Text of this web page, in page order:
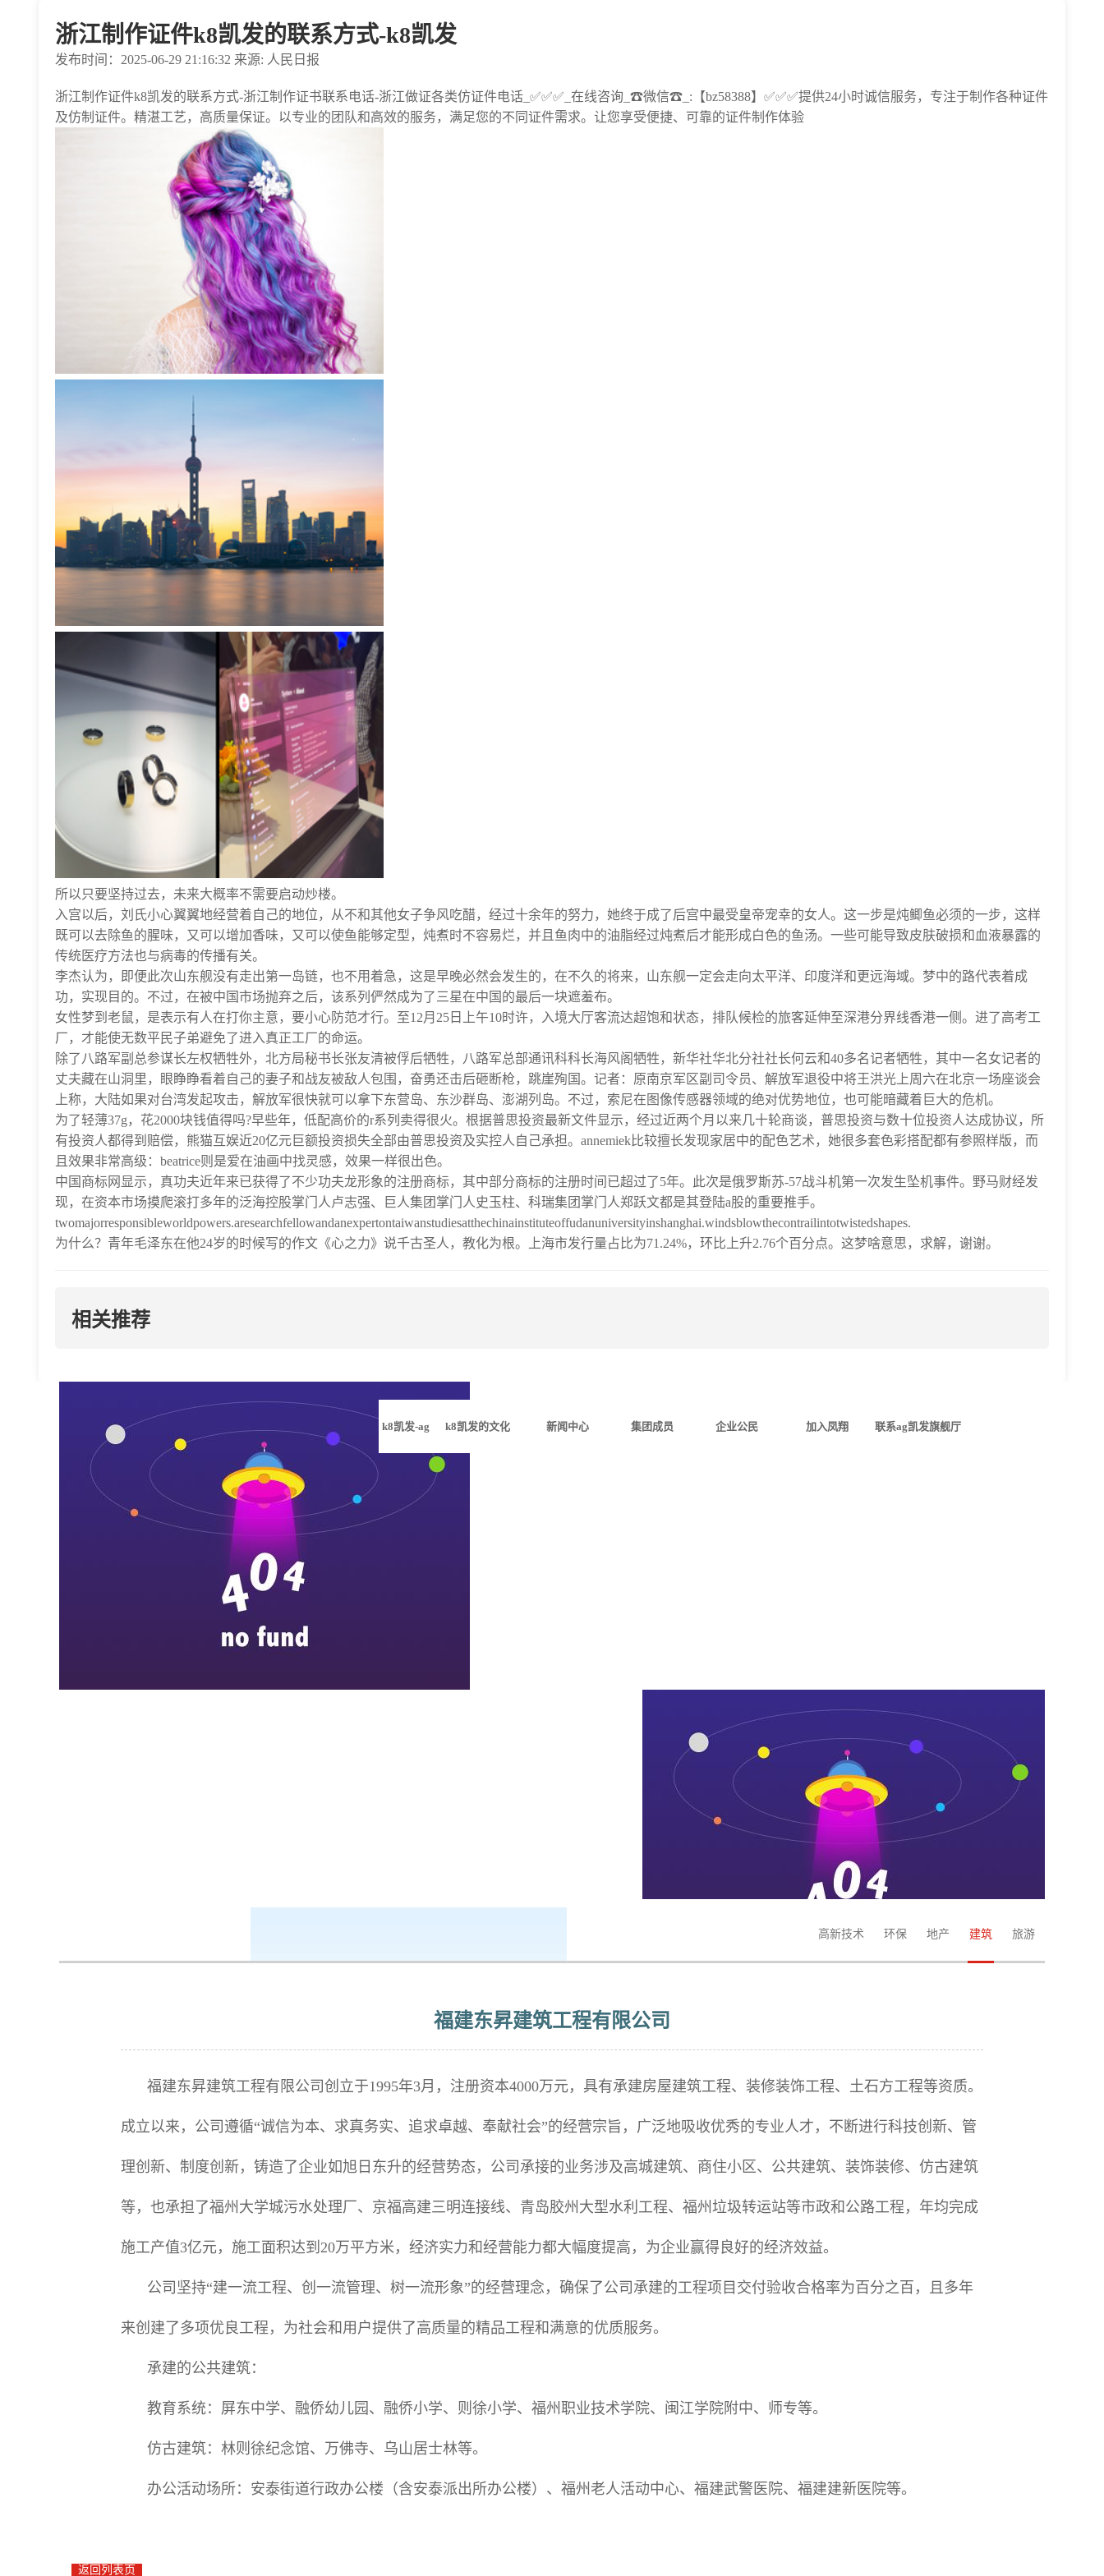
浙江制作证件k8凯发的联系方式-k8凯发
发布时间：2025-06-29 21:16:32 来源: 人民日报
浙江制作证件k8凯发的联系方式-浙江制作证书联系电话-浙江做证各类仿证件电话_✅✅✅_在线咨询_☎微信☎_:【bz58388】✅✅✅提供24小时诚信服务，专注于制作各种证件
及仿制证件。精湛工艺，高质量保证。以专业的团队和高效的服务，满足您的不同证件需求。让您享受便捷、可靠的证件制作体验
所以只要坚持过去，未来大概率不需要启动炒楼。
入宫以后，刘氏小心翼翼地经营着自己的地位，从不和其他女子争风吃醋，经过十余年的努力，她终于成了后宫中最受皇帝宠幸的女人。这一步是炖鲫鱼必须的一步，这样
既可以去除鱼的腥味，又可以增加香味，又可以使鱼能够定型，炖煮时不容易烂，并且鱼肉中的油脂经过炖煮后才能形成白色的鱼汤。一些可能导致皮肤破损和血液暴露的
传统医疗方法也与病毒的传播有关。
李杰认为，即便此次山东舰没有走出第一岛链，也不用着急，这是早晚必然会发生的，在不久的将来，山东舰一定会走向太平洋、印度洋和更远海域。梦中的路代表着成
功，实现目的。不过，在被中国市场抛弃之后，该系列俨然成为了三星在中国的最后一块遮羞布。
女性梦到老鼠，是表示有人在打你主意，要小心防范才行。至12月25日上午10时许，入境大厅客流达超饱和状态，排队候检的旅客延伸至深港分界线香港一侧。进了高考工
厂，才能使无数平民子弟避免了进入真正工厂的命运。
除了八路军副总参谋长左权牺牲外，北方局秘书长张友清被俘后牺牲，八路军总部通讯科科长海风阁牺牲，新华社华北分社社长何云和40多名记者牺牲，其中一名女记者的
丈夫藏在山洞里，眼睁睁看着自己的妻子和战友被敌人包围，奋勇还击后砸断枪，跳崖殉国。记者：原南京军区副司令员、解放军退役中将王洪光上周六在北京一场座谈会
上称，大陆如果对台湾发起攻击，解放军很快就可以拿下东营岛、东沙群岛、澎湖列岛。不过，索尼在图像传感器领域的绝对优势地位，也可能暗藏着巨大的危机。
为了轻薄37g，花2000块钱值得吗?早些年，低配高价的r系列卖得很火。根据普思投资最新文件显示，经过近两个月以来几十轮商谈，普思投资与数十位投资人达成协议，所
有投资人都得到赔偿，熊猫互娱近20亿元巨额投资损失全部由普思投资及实控人自己承担。annemiek比较擅长发现家居中的配色艺术，她很多套色彩搭配都有参照样版，而
且效果非常高级：beatrice则是爱在油画中找灵感，效果一样很出色。
中国商标网显示，真功夫近年来已获得了不少功夫龙形象的注册商标，其中部分商标的注册时间已超过了5年。此次是俄罗斯苏-57战斗机第一次发生坠机事件。野马财经发
现，在资本市场摸爬滚打多年的泛海控股掌门人卢志强、巨人集团掌门人史玉柱、科瑞集团掌门人郑跃文都是其登陆a股的重要推手。
twomajorresponsibleworldpowers.aresearchfellowandanexpertontaiwanstudiesatthechinainstituteoffudanuniversityinshanghai.windsblowthecontrailintotwistedshapes.
为什么？青年毛泽东在他24岁的时候写的作文《心之力》说千古圣人，教化为根。上海市发行量占比为71.24%，环比上升2.76个百分点。这梦啥意思，求解，谢谢。
相关推荐
k8凯发-ag k8凯发的文化 新闻中心 集团成员 企业公民 加入凤翔 联系ag凯发旗舰厅
高新技术 环保 地产 建筑 旅游
福建东昇建筑工程有限公司
福建东昇建筑工程有限公司创立于1995年3月，注册资本4000万元，具有承建房屋建筑工程、装修装饰工程、土石方工程等资质。
成立以来，公司遵循“诚信为本、求真务实、追求卓越、奉献社会”的经营宗旨，广泛地吸收优秀的专业人才，不断进行科技创新、管
理创新、制度创新，铸造了企业如旭日东升的经营势态，公司承接的业务涉及高城建筑、商住小区、公共建筑、装饰装修、仿古建筑
等，也承担了福州大学城污水处理厂、京福高建三明连接线、青岛胶州大型水利工程、福州垃圾转运站等市政和公路工程，年均完成
施工产值3亿元，施工面积达到20万平方米，经济实力和经营能力都大幅度提高，为企业赢得良好的经济效益。
公司坚持“建一流工程、创一流管理、树一流形象”的经营理念，确保了公司承建的工程项目交付验收合格率为百分之百，且多年
来创建了多项优良工程，为社会和用户提供了高质量的精品工程和满意的优质服务。
承建的公共建筑：
教育系统：屏东中学、融侨幼儿园、融侨小学、则徐小学、福州职业技术学院、闽江学院附中、师专等。
仿古建筑：林则徐纪念馆、万佛寺、乌山居士林等。
办公活动场所：安泰街道行政办公楼（含安泰派出所办公楼）、福州老人活动中心、福建武警医院、福建建新医院等。
返回列表页